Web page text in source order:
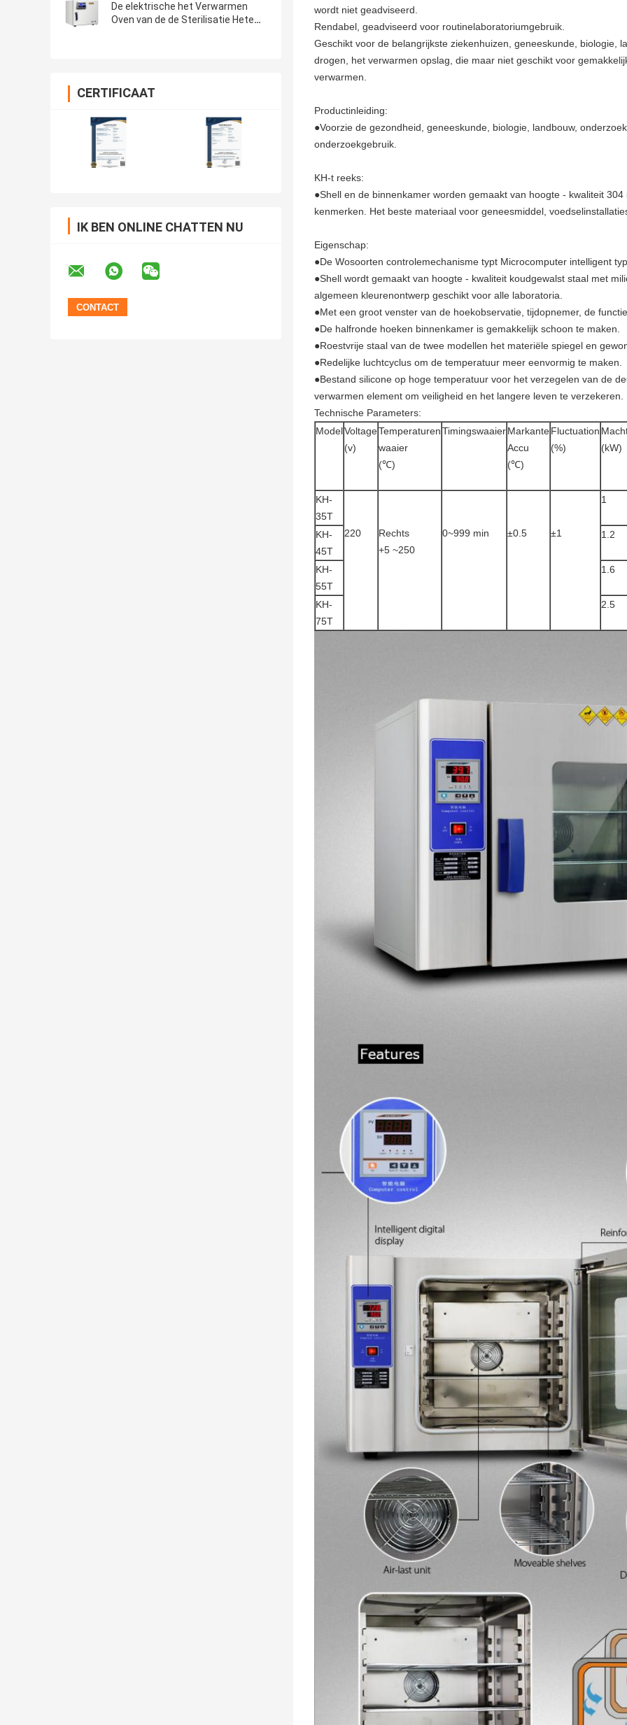
De elektrische het Verwarmen
Oven van de de Sterilisatie Hete
CERTIFICAAT
IK BEN ONLINE CHATTEN NU
wordt niet geadviseerd.
Rendabel, geadviseerd voor routinelaboratoriumgebruik.
Geschikt voor de belangrijkste ziekenhuizen, geneeskunde, biologie,
drogen, het verwarmen opslag, die maar niet geschikt voor
verwarmen.
Productinleiding:
●Voorzie de gezondheid, geneeskunde, biologie, landbouw,
onderzoekgebruik.
KH-t reeks:
●Shell en de binnenkamer worden gemaakt van hoogte - kwaliteit
kenmerken. Het beste materiaal voor geneesmiddel,
Eigenschap:
●De Wosoorten controlemechanisme typt Microcomputer intelligent
●Shell wordt gemaakt van hoogte - kwaliteit koudgewalst staal met
algemeen kleurenontwerp geschikt voor alle laboratoria.
●Met een groot venster van de hoekobservatie, tijdopnemer, de
●De halfronde hoeken binnenkamer is gemakkelijk schoon te maken.
●Roestvrije staal van de twee modellen het materiële spiegel en
●Redelijke luchtcyclus om de temperatuur meer eenvormig te maken.
●Bestand silicone op hoge temperatuur voor het verzegelen van de
verwarmen element om veiligheid en het langere leven te verzekeren.
Technische Parameters:
ModelVoltage
(v)
Temperaturen
waaier
(℃)
TimingswaaierMarkante
Accu
(℃)
Fluctuation
(%)
(kW)
KH-
35T
220
Rechts
+5 ~250
0~999 min ±0.5 ±1
1
KH-
45T
1.2
KH-
55T
1.6
KH-
75T
2.5